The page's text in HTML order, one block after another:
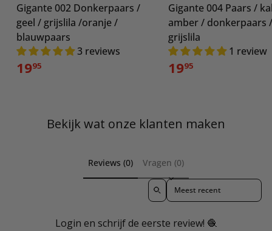
Gigante 002 Donkerpaars /
geel / grijslila /oranje /
blauwpaars
3 reviews
1995
Gigante 004 Paars /
amber / donkerpaars /
grijslila
1 review
1995
Bekijk wat onze klanten maken
Reviews (0) Vragen (0)
Sort reviews by
Login en schrijf de eerste review! 🧶